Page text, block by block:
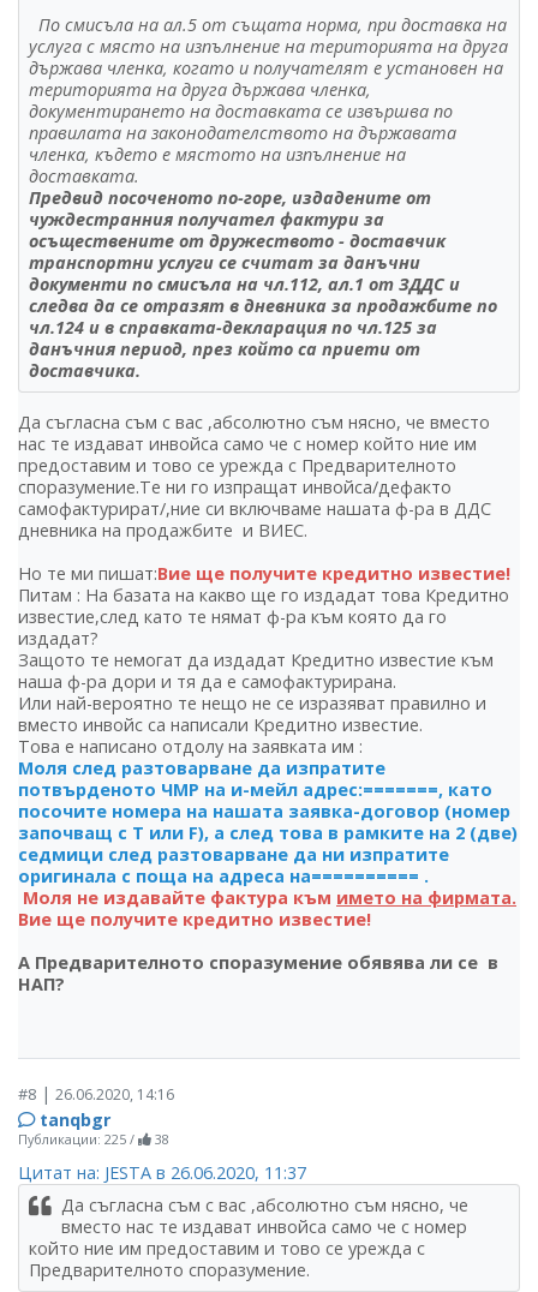
По смисъла на ал.5 от същата норма, при доставка на
услуга с място на изпълнение на територията на друга
държава членка, когато и получателят е установен на
територията на друга държава членка,
документирането на доставката се извършва по
правилата на законодателството на държавата
членка, където е мястото на изпълнение на
доставката.
Предвид посоченото по-горе, издадените от
чуждестранния получател фактури за
осъществените от дружеството - доставчик
транспортни услуги се считат за данъчни
документи по смисъла на чл.112, ал.1 от ЗДДС и
следва да се отразят в дневника за продажбите по
чл.124 и в справката-декларация по чл.125 за
данъчния период, през който са приети от
доставчика.
Да съгласна съм с вас ,абсолютно съм нясно, че вместо
нас те издават инвойса само че с номер който ние им
предоставим и тово се урежда с Предварителното
споразумение.Те ни го изпращат инвойса/дефакто
самофактурират/,ние си включваме нашата ф-ра в ДДС
дневника на продажбите и ВИЕС.
Но те ми пишат:Вие ще получите кредитно известие!
Питам : На базата на какво ще го издадат това Кредитно
известие,след като те нямат ф-ра към която да го
издадат?
Защото те немогат да издадат Кредитно известие към
наша ф-ра дори и тя да е самофактурирана.
Или най-вероятно те нещо не се изразяват правилно и
вместо инвойс са написали Кредитно известие.
Това е написано отдолу на заявката им :
Моля след разтоварване да изпратите
потвърденото ЧМР на и-мейл адрес:=======, като
посочите номера на нашата заявка-договор (номер
започващ с T или F), а след това в рамките на 2 (две)
седмици след разтоварване да ни изпратите
оригинала с поща на адреса на========== .
Моля не издавайте фактура към името на фирмата.
Вие ще получите кредитно известие!
А Предварителното споразумение обявява ли се в
НАП?
#8 | 26.06.2020, 14:16
tanqbgr
Публикации: 225 / 38
Цитат на: JESTA в 26.06.2020, 11:37
Да съгласна съм с вас ,абсолютно съм нясно, че
вместо нас те издават инвойса само че с номер
който ние им предоставим и тово се урежда с
Предварителното споразумение.